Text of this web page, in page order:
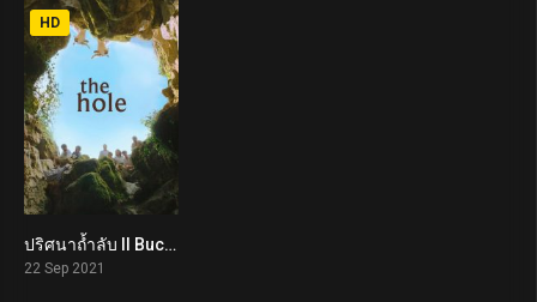
6.7
HD
ปริศนาถ้ำลับ Il Buco (2021)
22 Sep 2021